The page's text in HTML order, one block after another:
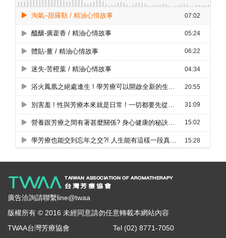
廣告洽詢請聯繫line@twaa
版權所有 © 2016 未經同意請勿任意轉載本網站內容
TWAA台灣芳療協會
Tel (02) 8771-7050